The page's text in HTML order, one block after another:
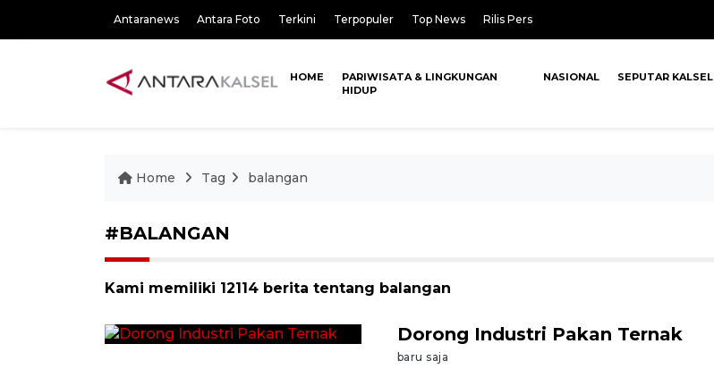
Antaranews Antara Foto Terkini Terpopuler Top News Rilis Pers
HOME
PARIWISATA & LINGKUNGAN
HIDUP
NASIONAL SEPUTAR KALSEL
Home Tag balangan
#BALANGAN
Kami memiliki 12114 berita tentang balangan
Dorong Industri Pakan Ternak
baru saja